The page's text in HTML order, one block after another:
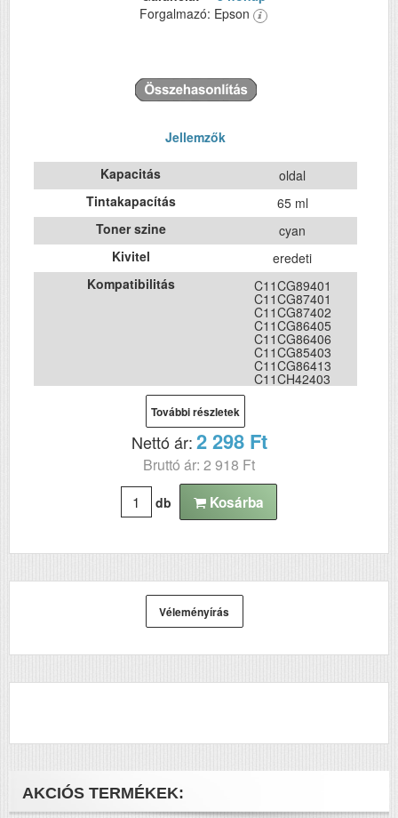
Forgalmazó: Epson
Jellemzők
Kapacitás
oldal
Tintakapacítás
65 ml
Toner szine
cyan
Kivitel
eredeti
Kompatibilitás
C11CG89401
C11CG87401
C11CG87402
C11CG86405
C11CG86406
C11CG85403
C11CG86413
C11CH42403
C11CJ68402
C11CJ67405
C11CJ66407
C11CJ66412
C11CJ65403
C11CJ65402
További részletek
Nettó ár:2 298 Ft
Bruttó ár: 2 918 Ft
db Kosárba
Véleményírás
AKCIÓS TERMÉKEK: